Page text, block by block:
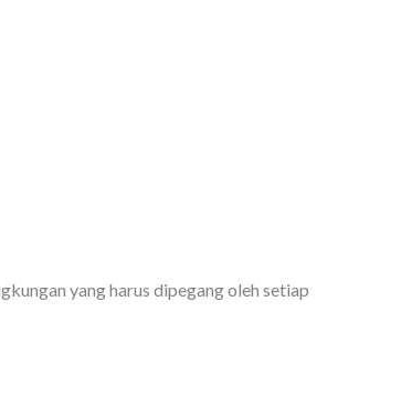
yang harus dipegang oleh setiap